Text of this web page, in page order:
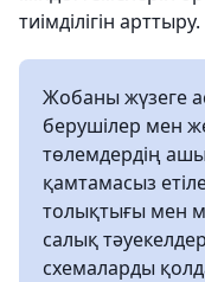
тиімділігін арттыру.
Жобаны жүзеге
берушілер мен
төлемдердің
қамтамасыз
толықтығы мен
салық
схемаларды